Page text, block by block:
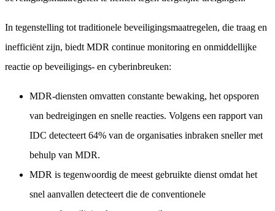
In tegenstelling tot traditionele beveiligingsmaatregelen, die traag en
inefficiënt zijn, biedt MDR continue monitoring en onmiddellijke
reactie op beveiligings- en cyberinbreuken:
MDR-diensten omvatten constante bewaking, het opsporen
van bedreigingen en snelle reacties. Volgens een rapport van
IDC detecteert 64% van de organisaties inbraken sneller met
behulp van MDR.
MDR is tegenwoordig de meest gebruikte dienst omdat het
snel aanvallen detecteert die de conventionele